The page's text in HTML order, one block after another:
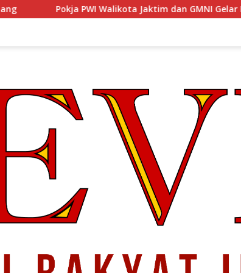
Walikota Jaktim dan GMNI Gelar Diskusi Jurnalistik,